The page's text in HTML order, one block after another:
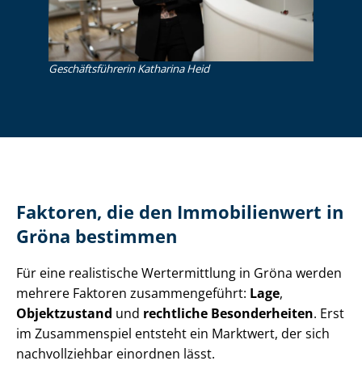
Ge­schäfts­füh­re­rin Katharina Heid
Faktoren, die den Immobilienwert in
Gröna bestimmen
Für eine realistische Wertermittlung in Gröna werden
mehrere Faktoren zusammengeführt: Lage,
Objektzustand und rechtliche Besonderheiten. Erst
im Zusammenspiel entsteht ein Marktwert, der sich
nachvollziehbar einordnen lässt.